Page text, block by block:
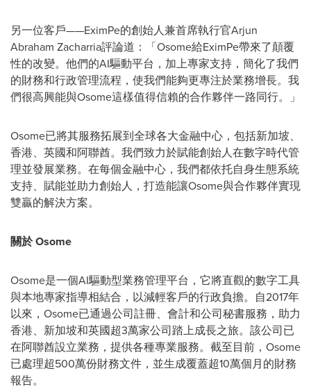
另一位客戶——EximPe的創始人兼首席執行官Arjun
Abraham Zacharria評論道：「Osome給EximPe帶來了顛覆
性的改變。他們的AI驅動平台，加上專家支持，簡化了我們
的財務和行政管理流程，使我們能夠更專注於業務增長。我
們很高興能與Osome這樣值得信賴的合作夥伴一路同行。」
Osome已將其服務拓展到全球各大金融中心，包括新加坡、
香港、英國和阿聯酋。我們致力於賦能創始人在數字時代管
理並發展業務。在每個金融中心，我們都依托自身生態系統
支持、賦能並助力創始人，打造能讓Osome與合作夥伴實現
雙贏的解決方案。
關於Osome
Osome是一個AI驅動型業務管理平台，它將直觀的數字工具
與本地專家指導相結合，以減輕客戶的行政負擔。自2017年
以來，Osome已通過公司註冊、會計和公司秘書服務，助力
香港、新加坡和英國超3萬家公司踏上成長之旅。該公司已
在阿聯酋設立業務，提供各種專業服務。截至目前，Osome
已處理超500萬份財務文件，並生成覆蓋超10萬個月的財務
報告。